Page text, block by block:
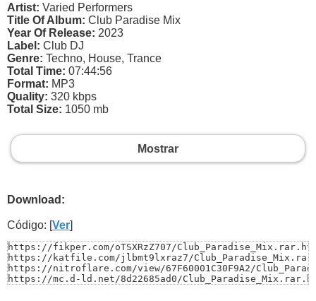
Artist: Varied Performers
Title Of Album: Club Paradise Mix
Year Of Release: 2023
Label: Club DJ
Genre: Techno, House, Trance
Total Time: 07:44:56
Format: MP3
Quality: 320 kbps
Total Size: 1050 mb
Mostrar
Download:
Código: [Ver]
https://fikper.com/oTSXRzZ707/
https://katfile.com/jlbmt9lxraz7/
https://nitroflare.com/view/67F60001C30F9A2/
https://mc.d-ld.net/8d22685ad0/